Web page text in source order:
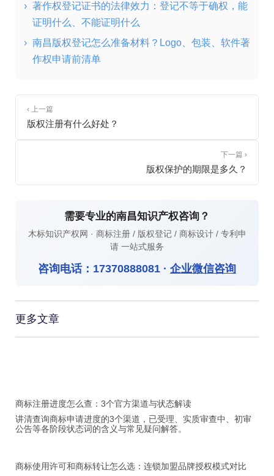
› 著作权登记证书的法律效力：登记不等于确权，能
证明什么、不能证明什么
› 南昌版权登记怎么准备材料？Logo、包装、软件著
作权申请前清单
‹ 上一篇
版权注册有什么好处？
下一篇 ›
版权保护的期限是多久？
需要专业的南昌知识产权咨询？
木标知识产权网 · 商标注册 / 版权登记 / 商标设计 / 专利申
请 一站式服务
咨询电话： 17370888081 · 企业微信咨询
更多文章
商标注册进度怎么查：3个官方渠道与状态解读
讲清查询商标申请进度的3个渠道，已受理、实质审查中、初审
公告等各阶段状态词的含义与常见疑问解答。
商标使用许可和商标转让怎么选：连锁加盟品牌授权模式对比